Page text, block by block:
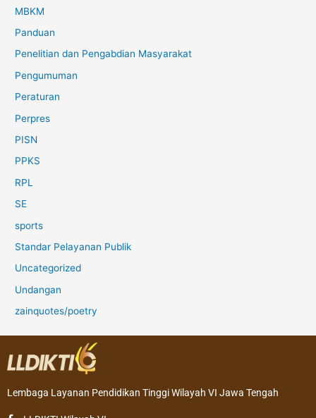
MBKM
Panduan
Penelitian dan Pengabdian Masyarakat
Pengumuman
Peraturan
Perpres
PISN
PPKS
RPL
SE
sports
Standar Pelayanan Publik
Uncategorized
Undangan
zainquotes/poetry
Lembaga Layanan Pendidikan Tinggi Wilayah VI Jawa Tengah